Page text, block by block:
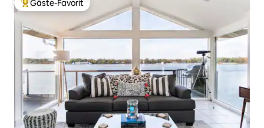
Beliebter Gäste-Favorit.
Gäste-Favorit